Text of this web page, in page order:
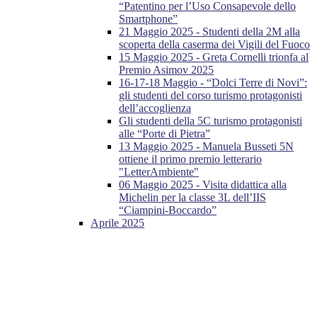
“Patentino per l’Uso Consapevole dello
Smartphone”
21 Maggio 2025 - Studenti della 2M alla
scoperta della caserma dei Vigili del Fuoco
15 Maggio 2025 - Greta Cornelli trionfa al
Premio Asimov 2025
16-17-18 Maggio - “Dolci Terre di Novi”:
gli studenti del corso turismo protagonisti
dell’accoglienza
Gli studenti della 5C turismo protagonisti
alle “Porte di Pietra”
13 Maggio 2025 - Manuela Busseti 5N
ottiene il primo premio letterario
"LetterAmbiente"
06 Maggio 2025 - Visita didattica alla
Michelin per la classe 3L dell’IIS
“Ciampini-Boccardo”
Aprile 2025